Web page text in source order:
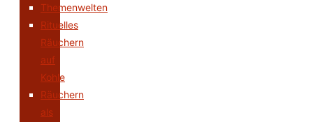
Themenwelten
Rituelles
Räuchern
auf
Kohle
Räuchern
als